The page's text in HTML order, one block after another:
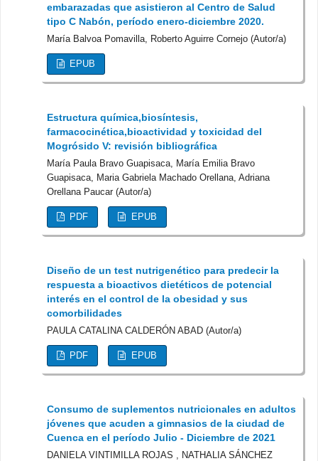
embarazadas que asistieron al Centro de Salud
tipo C Nabón, período enero-diciembre 2020.
María Balvoa Pomavilla, Roberto Aguirre Cornejo (Autor/a)
EPUB
Estructura química,biosíntesis,
farmacocinética,bioactividad y toxicidad del
Mogrósido V: revisión bibliográfica
María Paula Bravo Guapisaca, María Emilia Bravo
Guapisaca, Maria Gabriela Machado Orellana, Adriana
Orellana Paucar (Autor/a)
PDF EPUB
Diseño de un test nutrigenético para predecir la
respuesta a bioactivos dietéticos de potencial
interés en el control de la obesidad y sus
comorbilidades
PAULA CATALINA CALDERÓN ABAD (Autor/a)
PDF EPUB
Consumo de suplementos nutricionales en adultos
jóvenes que acuden a gimnasios de la ciudad de
Cuenca en el período Julio - Diciembre de 2021
DANIELA VINTIMILLA ROJAS , NATHALIA SÁNCHEZ